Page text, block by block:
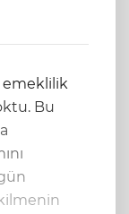
emeklilik
Bu